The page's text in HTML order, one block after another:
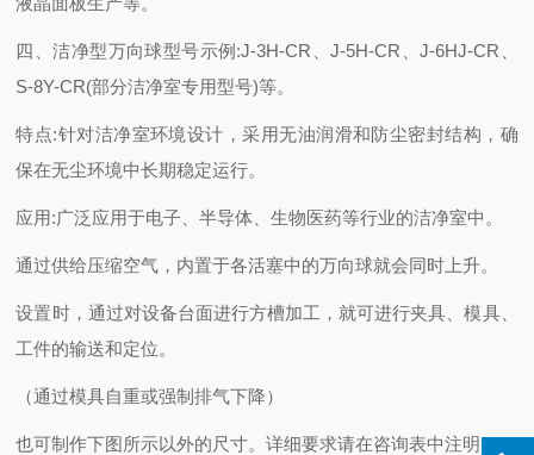
四、洁净型万向球型号示例:J-3H-CR、J-5H-CR、J-6HJ-CR、
S-8Y-CR(部分洁净室专用型号)等。
特点:针对洁净室环境设计，采用无油润滑和防尘密封结构，确
保在无尘环境中长期稳定运行。
应用:广泛应用于电子、半导体、生物医药等行业的洁净室中。
通过供给压缩空气，内置于各活塞中的万向球就会同时上升。
设置时，通过对设备台面进行方槽加工，就可进行夹具、模具、
工件的输送和定位。
（通过模具自重或强制排气下降）
也可制作下图所示以外的尺寸。详细要求请在咨询表中注明。